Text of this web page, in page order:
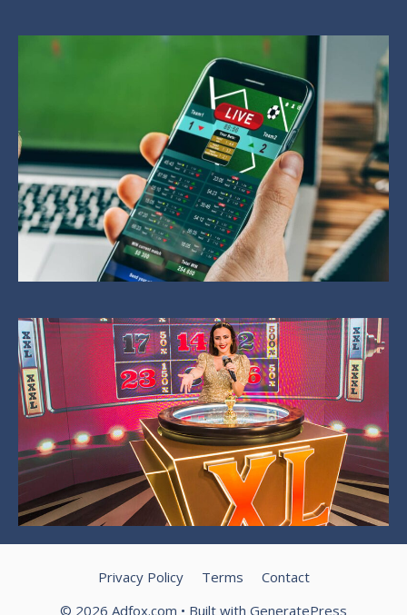
Privacy Policy Terms
Contact
© 2026 Adfox.com • Built with GeneratePress